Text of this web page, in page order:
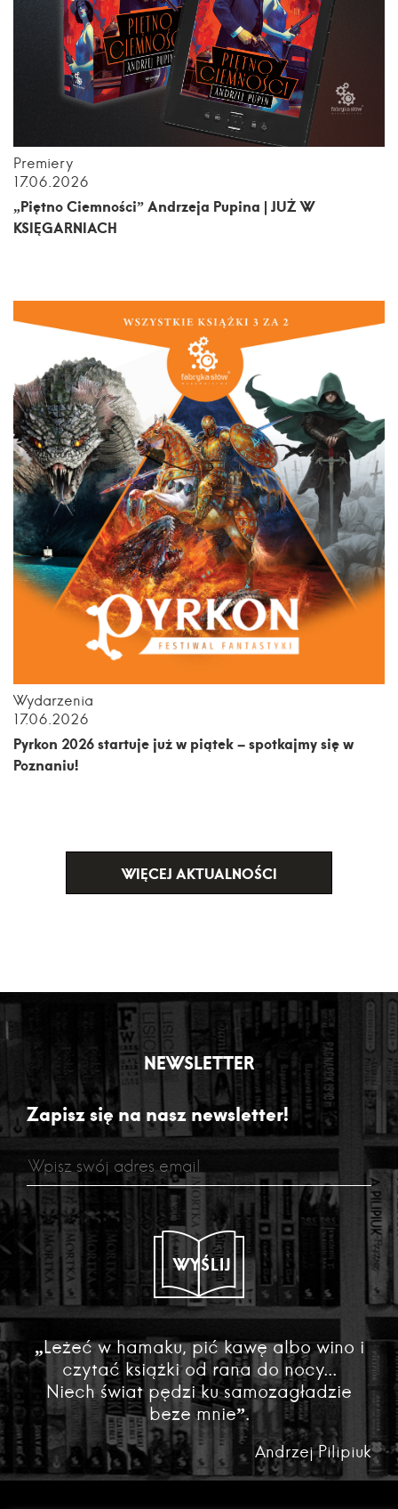
Premiery
17.06.2026
„Piętno Ciemności” Andrzeja Pupina | JUŻ W
KSIĘGARNIACH
Wydarzenia
17.06.2026
Pyrkon 2026 startuje już w piątek – spotkajmy się w
Poznaniu!
WIĘCEJ AKTUALNOŚCI
NEWSLETTER
Zapisz się na nasz newsletter!
WYŚLIJ
„Leżeć w hamaku, pić kawę albo wino i
czytać książki od rana do nocy...
Niech świat pędzi ku samozagładzie
beze mnie”.
Andrzej Pilipiuk